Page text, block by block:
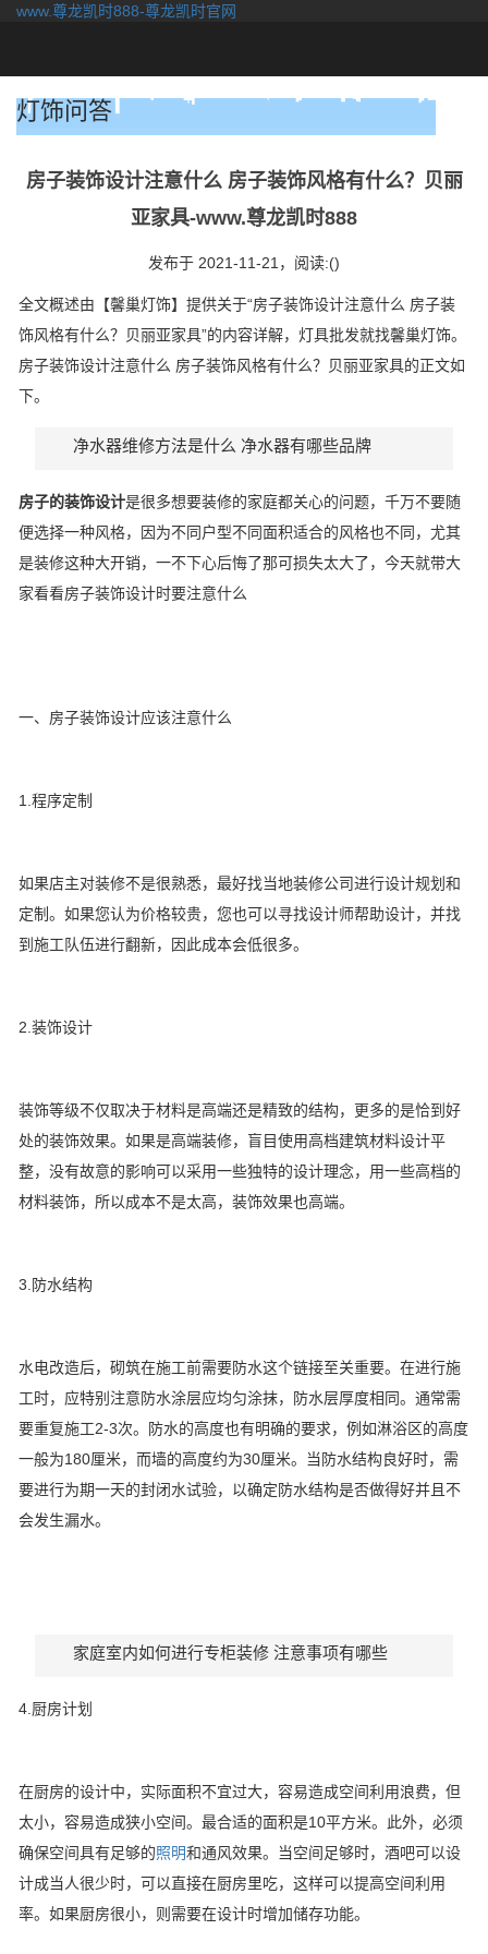
www.尊龙凯时888-尊龙凯时官网
灯饰问答
房子装饰设计注意什么 房子装饰风格有什么？贝丽
亚家具-www.尊龙凯时888
发布于 2021-11-21， 阅读:()
全文概述由【馨巢灯饰】提供关于“房子装饰设计注意什么 房子装
饰风格有什么？贝丽亚家具”的内容详解，灯具批发就找馨巢灯饰。
房子装饰设计注意什么 房子装饰风格有什么？贝丽亚家具的正文如
下。
净水器维修方法是什么 净水器有哪些品牌
房子的装饰设计是很多想要装修的家庭都关心的问题，千万不要随
便选择一种风格，因为不同户型不同面积适合的风格也不同，尤其
是装修这种大开销，一不下心后悔了那可损失太大了，今天就带大
家看看房子装饰设计时要注意什么
一、房子装饰设计应该注意什么
1.程序定制
如果店主对装修不是很熟悉，最好找当地装修公司进行设计规划和
定制。如果您认为价格较贵，您也可以寻找设计师帮助设计，并找
到施工队伍进行翻新，因此成本会低很多。
2.装饰设计
装饰等级不仅取决于材料是高端还是精致的结构，更多的是恰到好
处的装饰效果。如果是高端装修，盲目使用高档建筑材料设计平
整，没有故意的影响可以采用一些独特的设计理念，用一些高档的
材料装饰，所以成本不是太高，装饰效果也高端。
3.防水结构
水电改造后，砌筑在施工前需要防水这个链接至关重要。在进行施
工时，应特别注意防水涂层应均匀涂抹，防水层厚度相同。通常需
要重复施工2-3次。防水的高度也有明确的要求，例如淋浴区的高度
一般为180厘米，而墙的高度约为30厘米。当防水结构良好时，需
要进行为期一天的封闭水试验，以确定防水结构是否做得好并且不
会发生漏水。
家庭室内如何进行专柜装修 注意事项有哪些
4.厨房计划
在厨房的设计中，实际面积不宜过大，容易造成空间利用浪费，但
太小，容易造成狭小空间。最合适的面积是10平方米。此外，必须
确保空间具有足够的照明和通风效果。当空间足够时，酒吧可以设
计成当人很少时，可以直接在厨房里吃，这样可以提高空间利用
率。如果厨房很小，则需要在设计时增加储存功能。